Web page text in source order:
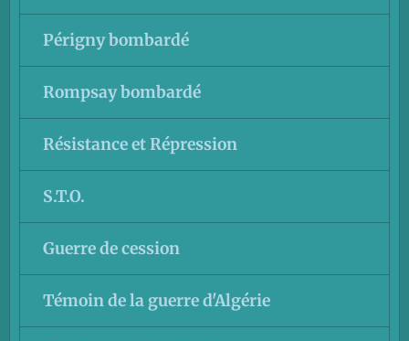
Périgny bombardé
Rompsay bombardé
Résistance et Répression
S.T.O.
Guerre de cession
Témoin de la guerre d'Algérie